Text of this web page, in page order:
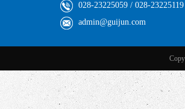
028-23225059 / 028-23225119
admin@guijun.com